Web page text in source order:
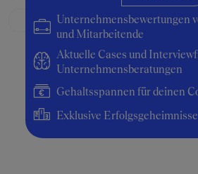
Unternehmensbewertungen
und Mitarbeitende
Aktuelle Cases und
Unternehmensberatungen
Gehaltsspannen für deinen
Exklusive